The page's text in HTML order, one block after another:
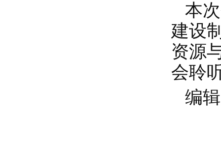
本
建设
资源
会聆
编